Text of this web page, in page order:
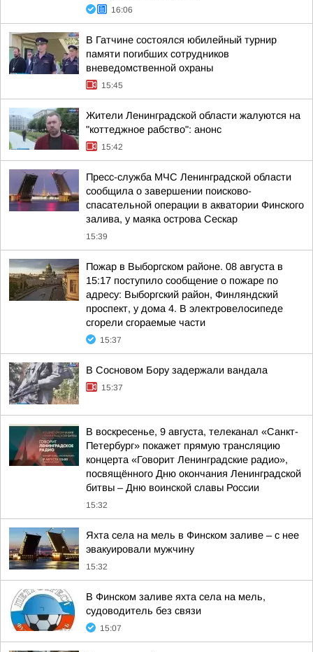
16:06
В Гатчине состоялся юбилейный турнир
памяти погибших сотрудников
вневедомственной охраны
15:45
Жители Ленинградской области жалуются на
"коттеджное рабство": анонс
15:42
Пресс-служба МЧС Ленинградской области
сообщила о завершении поисково-
спасательной операции в акватории Финского
залива, у маяка острова Сескар
15:39
Пожар в Выборгском районе. 08 августа в
15:17 поступило сообщение о пожаре по
адресу: Выборгский район, Финляндский
проспект, у дома 4. В электровелосипеде
сгорели сгораемые части
15:37
В Сосновом Бору задержали вандала
15:37
В воскресенье, 9 августа, телеканал «Санкт-
Петербург» покажет прямую трансляцию
концерта «Говорит Ленинградские радио»,
посвящённого Дню окончания Ленинградской
битвы – Дню воинской славы России
15:32
Яхта села на мель в Финском заливе – с нее
эвакуировали мужчину
15:32
В Финском заливе яхта села на мель,
судоводитель без связи
15:07